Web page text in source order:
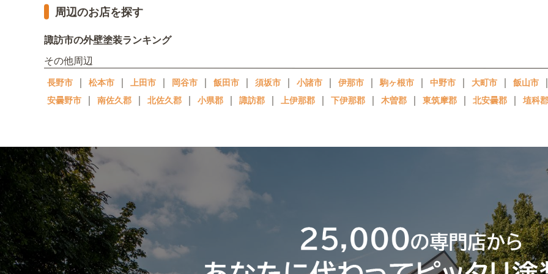
周辺のお店を探す
諏訪市の外壁塗装ランキング
その他周辺
長野市 ｜ 松本市 ｜ 上田市 ｜ 岡谷市 ｜ 飯田市 ｜ 須坂市 ｜ 小諸市 ｜ 伊那市 ｜ 駒ヶ根市 ｜ 中野市 ｜ 大町市 ｜ 飯山市
安曇野市 ｜ 南佐久郡 ｜ 北佐久郡 ｜ 小県郡 ｜ 諏訪郡 ｜ 上伊那郡 ｜ 下伊那郡 ｜ 木曽郡 ｜ 東筑摩郡 ｜ 北安曇郡 ｜ 埴科郡